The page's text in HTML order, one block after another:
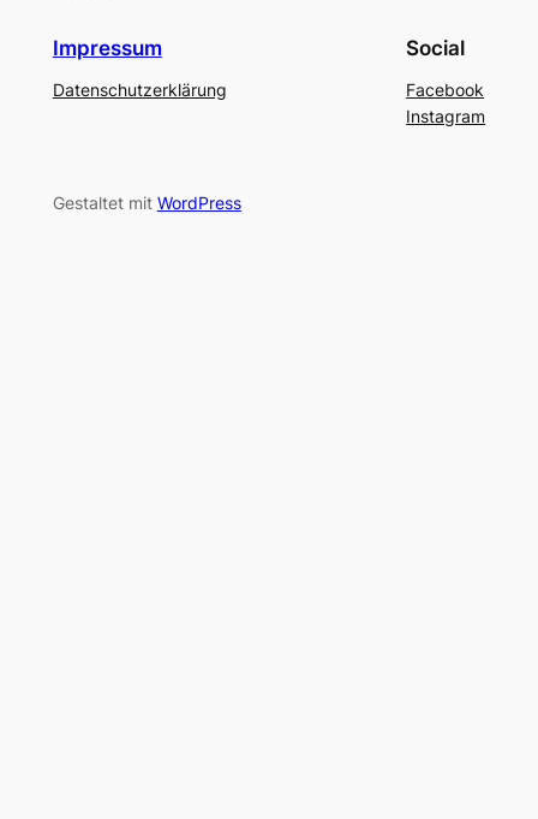
Impressum
Datenschutzerklärung
Social
Facebook
Instagram
Gestaltet mit WordPress